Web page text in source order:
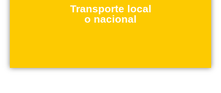
Transporte local
o nacional
operaciones logísticas, ya seas un pequeño negocio
que busca distribuir productos a nivel local o una
empresa que necesita una red de distribución